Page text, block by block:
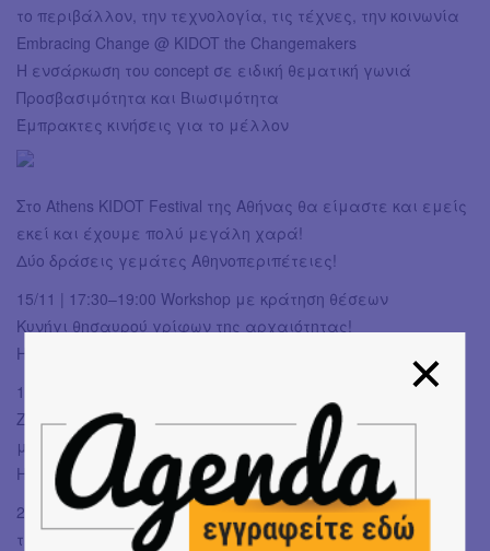
το περιβάλλον, την τεχνολογία, τις τέχνες, την κοινωνία
Embracing Change @ KIDOT the Changemakers
Η ενσάρκωση του concept σε ειδική θεματική γωνιά
Προσβασιμότητα και Βιωσιμότητα
Έμπρακτες κινήσεις για το μέλλον
Στο Athens KIDOT Festival της Αθήνας θα είμαστε και εμείς
εκεί και έχουμε πολύ μεγάλη χαρά!
Δύο δράσεις γεμάτες Αθηνοπεριπέτειες!
15/11 | 17:30–19:00 Workshop με κράτηση θέσεων
Κυνήγι θησαυρού γρίφων της αρχαιότητας!
Ηλικία 4+
16/11 | 18:30–20:00 Side event
Ζούμε μία μέρα σαν παιδιά της αρχαιότητας,
μαθαίνοντας και παίζοντας τα παιχνίδια τους!
Ηλικία 6+
2 δράσεις με οδηγούς των παιχνιδιών και των γρίφων,
τα βιβλία γνώσεων